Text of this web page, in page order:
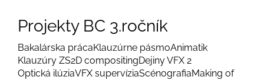
Projekty BC 3.ročník
Bakalárska prácaKlauzúrne pásmoAnimatik
Klauzúry ZS2D compositingDejiny VFX 2
Optická ilúziaVFX supervíziaScénografiaMaking of